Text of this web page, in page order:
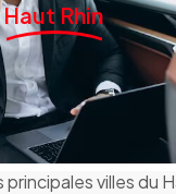
Rhin
dans
fiable
conventionné
principales villes du